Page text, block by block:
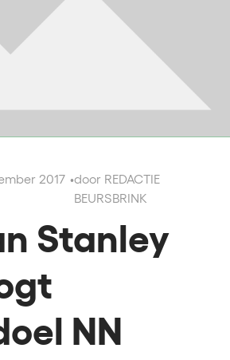
2017 •door REDACTIE
BEURSBRINK
Stanley
NN